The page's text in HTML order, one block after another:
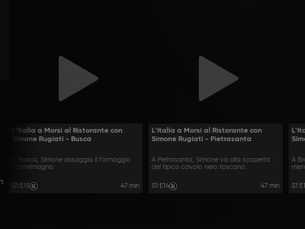
L'Italia a Morsi al Ristorante con
Simone Rugiati - Busca
A Busca, Simone assaggia il formaggio
Castelmagno.
S1:E15 47 min
L'Italia a Morsi al Ristorante con
Simone Rugiati - Pietrasanta
A Pietrasanta, SImone va alla scoperta
del tipico cavolo nero toscano.
S1:E14 47 min
A
S1: